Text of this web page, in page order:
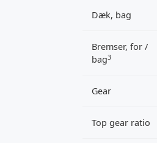
Dæk, bag
Bremser, for /
bag3
Gear
Top gear ratio